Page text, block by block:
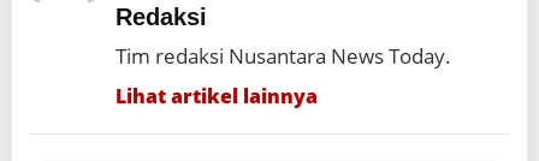
Redaksi
Tim redaksi Nusantara News Today.
Lihat artikel lainnya